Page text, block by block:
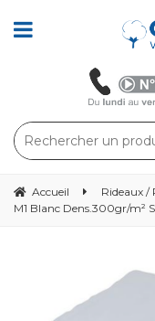
Accueil Rideaux /
M1 Blanc Dens.300gr/m²